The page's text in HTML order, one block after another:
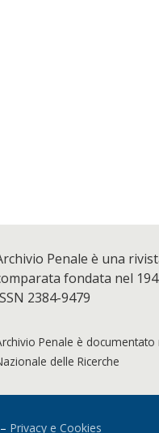
Penale è una
fondata nel
2384-9479
Penale è documentato
delle Ricerche
Privacy e Cookies